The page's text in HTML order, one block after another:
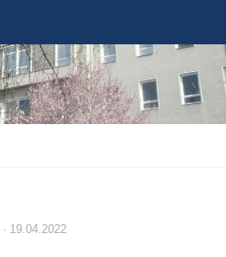
· 19.04.2022